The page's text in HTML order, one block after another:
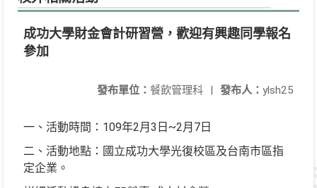
成功大學財金會計研習營，歡迎有興趣同學報名
參加
發布人： ylsh25
發布單位： 餐飲管理科 |
一、活動時間：109年2月3日~2月7日
二、活動地點：國立成功大學光復校區及台南市區指
定企業。